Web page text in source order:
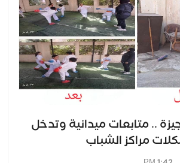
.. متابعات ميدانية وتدخل
مراكز الشباب